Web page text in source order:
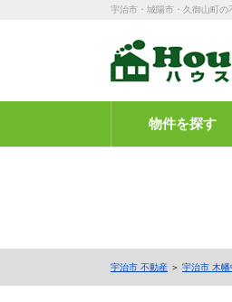
宇治市・城陽市・久御山町の
物件を探す
宇治市 不動産 ＞ 宇治市 木